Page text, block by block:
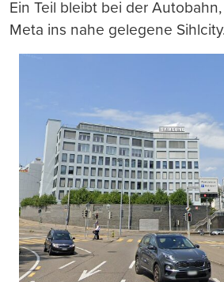
Ein Teil bleibt bei der
Meta ins nahe gelegene Sihlcity.